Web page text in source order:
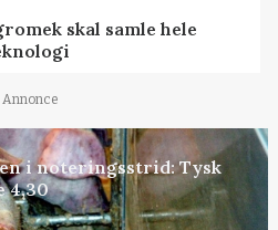
skal samle hele
Annonce
i noteringsstrid: Tysk
4,30